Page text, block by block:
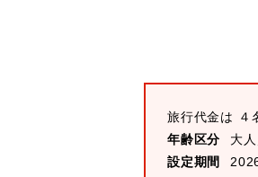
旅行代金は ４
年齢区分
大
設定期間